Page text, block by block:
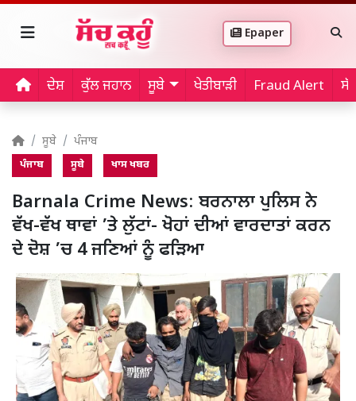
Epaper
ਦੇਸ਼ ਕੁੱਲ ਜਹਾਨ ਸੂਬੇ ਖੇਤੀਬਾੜੀ Fraud Alert
ਸੂਬੇ ਪੰਜਾਬ
ਪੰਜਾਬ ਸੂਬੇ ਖਾਸ ਖਬਰ
Barnala Crime News: ਬਰਨਾਲਾ ਪੁਲਿਸ ਨੇ
ਵੱਖ-ਵੱਖ ਥਾਵਾਂ ’ਤੇ ਲੁੱਟਾਂ- ਖੋਹਾਂ ਦੀਆਂ ਵਾਰਦਾਤਾਂ ਕਰਨ
ਦੇ ਦੋਸ਼ ’ਚ 4 ਜਣਿਆਂ ਨੂੰ ਫੜਿਆ